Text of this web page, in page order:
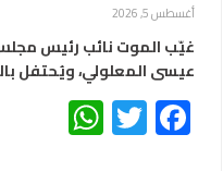
أغسطس 5, 2026
غيّب الموت نائب رئيس
عيسى المعلولي، ويُحتفل
Facebook
Twitter